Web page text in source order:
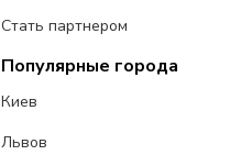
Стать партнером
Популярные города
Киев
Львов